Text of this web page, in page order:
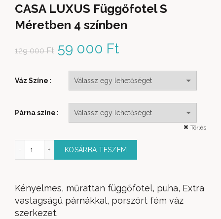
CASA LUXUS Függőfotel S
Méretben 4 színben
129 000Ft Original price was: 129
000 Ft.
59 000 Ft
is: 59 000 Ft.
Váz Színe
Párna színe
Törlés
S Méretben 4 színben mennyiség
KOSÁRBA TESZEM
Kényelmes, műrattan függőfotel, puha, Extra
vastagságú párnákkal, porszórt fém váz
szerkezet.